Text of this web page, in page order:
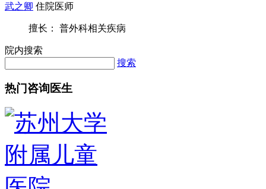
武之卿 住院医师
擅长： 普外科相关疾病
院内搜索
搜索
热门咨询医生